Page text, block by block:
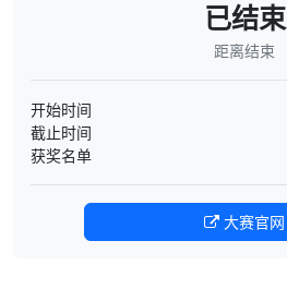
已结束
距离结束
开始时间
截止时间
获奖名单
大赛官网